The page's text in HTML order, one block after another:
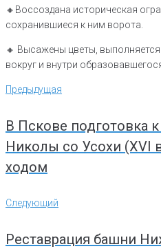
🔸️Воссоздана историческая
сохранившиеся к ним ворота.
🔸️ Высажены цветы,
вокруг и внутри
Навигация
по
Предыдущая
Предыдущая
В Пскове подготовка
Николы со Усохи (XVI
ходом
Следующий
Следующий
Реставрация башни